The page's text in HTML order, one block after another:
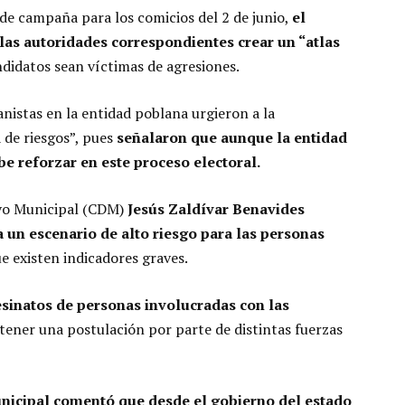
campaña para los comicios del 2 de junio, el
autoridades correspondientes crear un “atlas
sean víctimas de agresiones.
en la entidad poblana urgieron a la
riesgos”, pues señalaron que aunque la entidad
reforzar en este proceso electoral.
Municipal (CDM)Jesús Zaldívar Benavides
escenario de alto riesgo para las personas
existen indicadores graves.
de personas involucradas con las
una postulación por parte de distintas fuerzas
comentó que desde el gobierno del estado